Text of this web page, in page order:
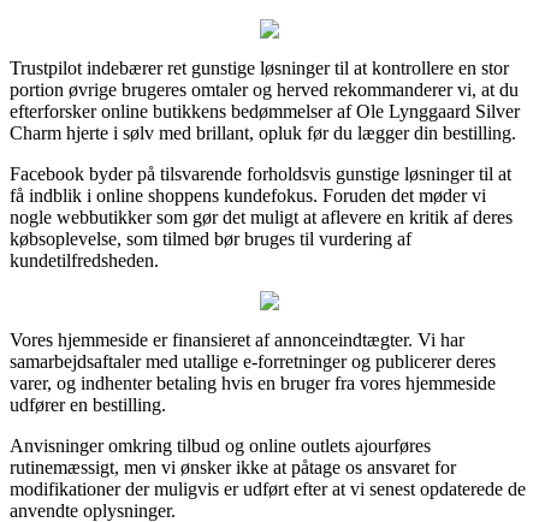
Trustpilot indebærer ret gunstige løsninger til at kontrollere en stor
portion øvrige brugeres omtaler og herved rekommanderer vi, at du
efterforsker online butikkens bedømmelser af Ole Lynggaard Silver
Charm hjerte i sølv med brillant, opluk før du lægger din bestilling.
Facebook byder på tilsvarende forholdsvis gunstige løsninger til at
få indblik i online shoppens kundefokus. Foruden det møder vi
nogle webbutikker som gør det muligt at aflevere en kritik af deres
købsoplevelse, som tilmed bør bruges til vurdering af
kundetilfredsheden.
Vores hjemmeside er finansieret af annonceindtægter. Vi har
samarbejdsaftaler med utallige e-forretninger og publicerer deres
varer, og indhenter betaling hvis en bruger fra vores hjemmeside
udfører en bestilling.
Anvisninger omkring tilbud og online outlets ajourføres
rutinemæssigt, men vi ønsker ikke at påtage os ansvaret for
modifikationer der muligvis er udført efter at vi senest opdaterede de
anvendte oplysninger.